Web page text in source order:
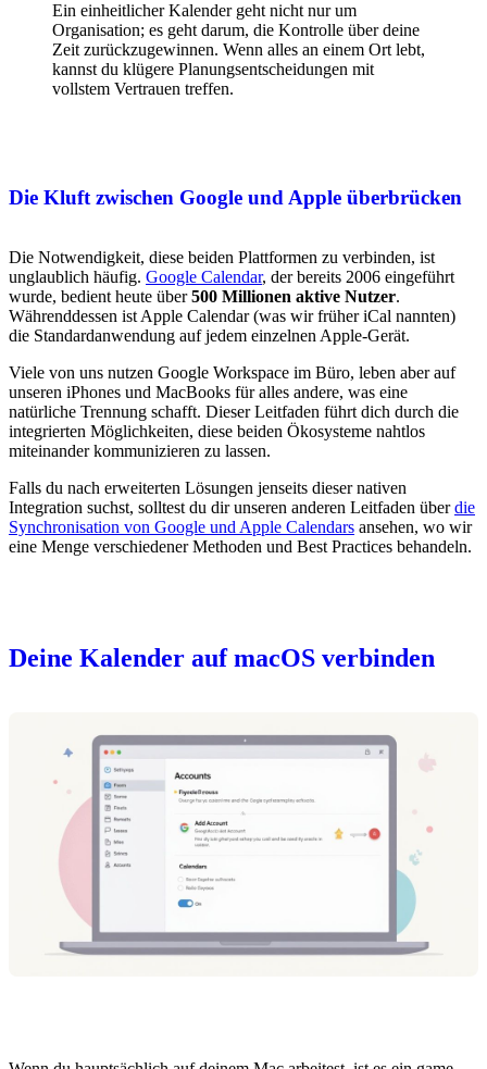
Ein einheitlicher Kalender geht nicht nur um
Organisation; es geht darum, die Kontrolle über deine
Zeit zurückzugewinnen. Wenn alles an einem Ort lebt,
kannst du klügere Planungsentscheidungen mit
vollstem Vertrauen treffen.
Die Kluft zwischen Google und Apple überbrücken
Die Notwendigkeit, diese beiden Plattformen zu verbinden, ist
unglaublich häufig. Google Calendar, der bereits 2006 eingeführt
wurde, bedient heute über500 Millionen aktive Nutzer.
Währenddessen ist Apple Calendar (was wir früher iCal nannten)
die Standardanwendung auf jedem einzelnen Apple-Gerät.
Viele von uns nutzen Google Workspace im Büro, leben aber auf
unseren iPhones und MacBooks für alles andere, was eine
natürliche Trennung schafft. Dieser Leitfaden führt dich durch die
integrierten Möglichkeiten, diese beiden Ökosysteme nahtlos
miteinander kommunizieren zu lassen.
Falls du nach erweiterten Lösungen jenseits dieser nativen
Integration suchst, solltest du dir unseren anderen Leitfaden überdie
Synchronisation von Google und Apple Calendars ansehen, wo wir
eine Menge verschiedener Methoden und Best Practices behandeln.
Deine Kalender auf macOS verbinden